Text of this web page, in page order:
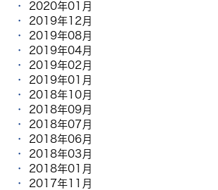
2020年01月
2019年12月
2019年08月
2019年04月
2019年02月
2019年01月
2018年10月
2018年09月
2018年07月
2018年06月
2018年03月
2018年01月
2017年11月